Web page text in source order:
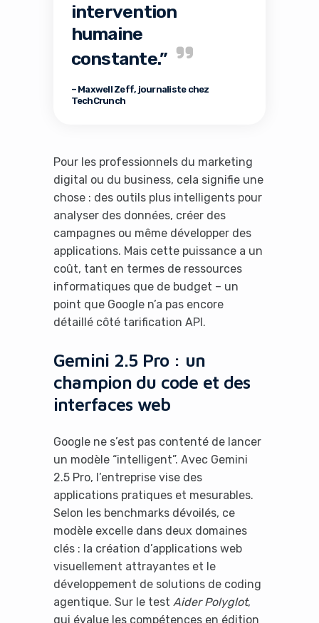
intervention
humaine
constante.”
– Maxwell Zeff, journaliste chez
TechCrunch
Pour les professionnels du marketing
digital ou du business, cela signifie une
chose : des outils plus intelligents pour
analyser des données, créer des
campagnes ou même développer des
applications. Mais cette puissance a un
coût, tant en termes de ressources
informatiques que de budget – un
point que Google n’a pas encore
détaillé côté tarification API.
Gemini 2.5 Pro : un
champion du code et des
interfaces web
Google ne s’est pas contenté de lancer
un modèle “intelligent”. Avec Gemini
2.5 Pro, l’entreprise vise des
applications pratiques et mesurables.
Selon les benchmarks dévoilés, ce
modèle excelle dans deux domaines
clés : la création d’applications web
visuellement attrayantes et le
développement de solutions de coding
agentique. Sur le test Aider Polyglot,
qui évalue les compétences en édition